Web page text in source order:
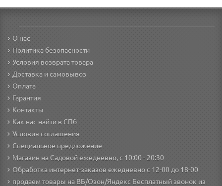
О нас
Политика безопасности
Условия возврата товара
Доставка и самовывоз
Оплата
Гарантия
Контакты
Как нас найти в СПб
Условия соглашения
Специальное предложение
Магазин на Садовой ежедневно, с 10:00 - 20:30
Обработка интернет-заказов ежедневно с 12-00 до 18-00
продаем товары на ВБ/Озон/Яндекс Бесплатный звонок из